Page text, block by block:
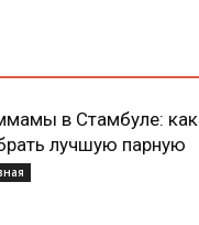
в Стамбуле: как
лучшую парную